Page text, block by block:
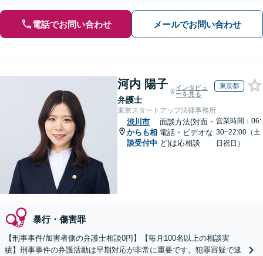
電話でお問い合わせ メールでお問い合わせ
河内 陽子
弁護士
インタビュ
ーを見る
東京都
東京スタートアップ法律事務所
渋川市
からも相
談受付中
面談方法(対面・
電話・ビデオな
ど)は応相談
営業時間：06:
30~22:00（土
日祝日）
暴行・傷害罪
【刑事事件/加害者側の弁護士相談0円】【毎月100名以上の相談実
績】刑事事件の弁護活動は早期対応が非常に重要です。犯罪容疑で逮